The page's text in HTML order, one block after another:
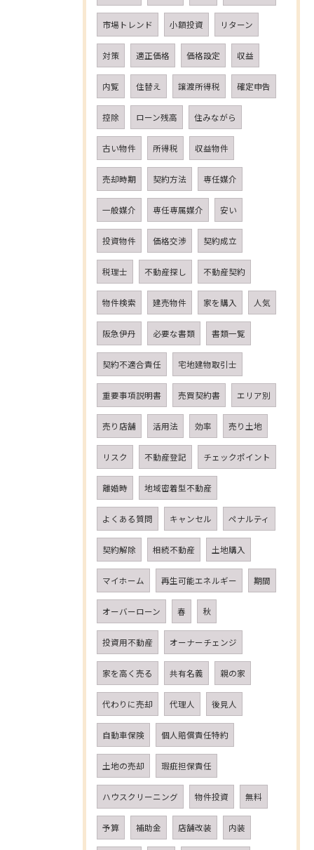
市場トレンド 小額投資 リターン
対策 適正価格 価格設定 収益
内覧 住替え 譲渡所得税 確定申告
控除 ローン残高 住みながら
古い物件 所得税 収益物件
売却時期 契約方法 専任媒介
一般媒介 専任専属媒介 安い
投資物件 価格交渉 契約成立
税理士 不動産探し 不動産契約
物件検索 建売物件 家を購入 人気
阪急伊丹 必要な書類 書類一覧
契約不適合責任 宅地建物取引士
重要事項説明書 売買契約書 エリア別
売り店舗 活用法 効率 売り土地
リスク 不動産登記 チェックポイント
離婚時 地域密着型不動産
よくある質問 キャンセル ペナルティ
契約解除 相続不動産 土地購入
マイホーム 再生可能エネルギー 期間
オーバーローン 春 秋
投資用不動産 オーナーチェンジ
家を高く売る 共有名義 親の家
代わりに売却 代理人 後見人
自動車保険 個人賠償責任特約
土地の売却 瑕疵担保責任
ハウスクリーニング 物件投資 無料
予算 補助金 店舗改装 内装